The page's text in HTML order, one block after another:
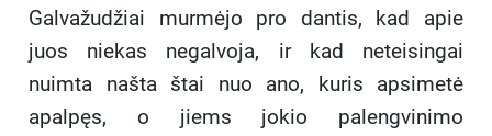
Galvažudžiai murmėjo pro dantis, kad apie
juos niekas negalvoja, ir kad neteisingai
nuimta našta štai nuo ano, kuris apsimetė
apalpęs, o jiems jokio palengvinimo